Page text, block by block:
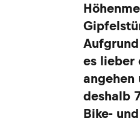
es lieber
angehen
deshalb
Bike-